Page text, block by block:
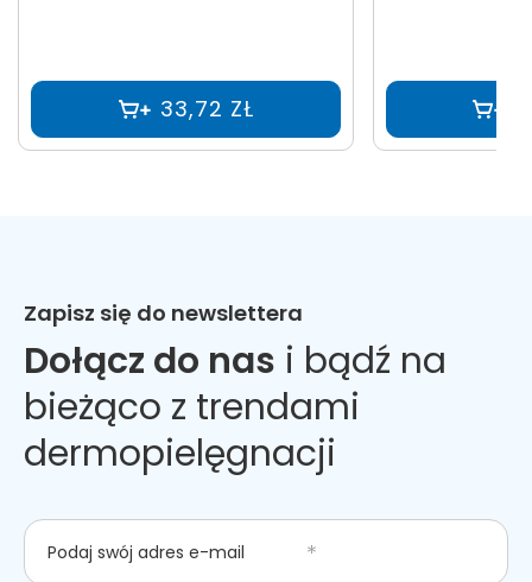
33,72 ZŁ
Zapisz się do newslettera
Dołącz do nas i bądź na
bieżąco z trendami
dermopielęgnacji
Podaj swój adres e-mail